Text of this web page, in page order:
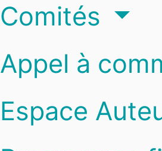
Comités
Appel à
Espace